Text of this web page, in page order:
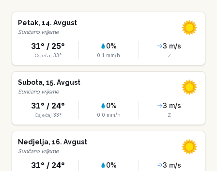
Petak, 14. Avgust
Sunčano vrijeme
31° / 25°
Osjećaj 33°
0%
0.1 mm/h
3 m/s
Z
Subota, 15. Avgust
Sunčano vrijeme
31° / 24°
Osjećaj 33°
0%
0.0 mm/h
3 m/s
Z
Nedjelja, 16. Avgust
Sunčano vrijeme
31° / 24° 0% 3 m/s